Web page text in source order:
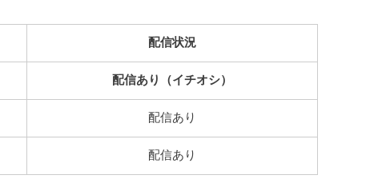
配信状況
配信あり（イチオシ）
配信あり
配信あり